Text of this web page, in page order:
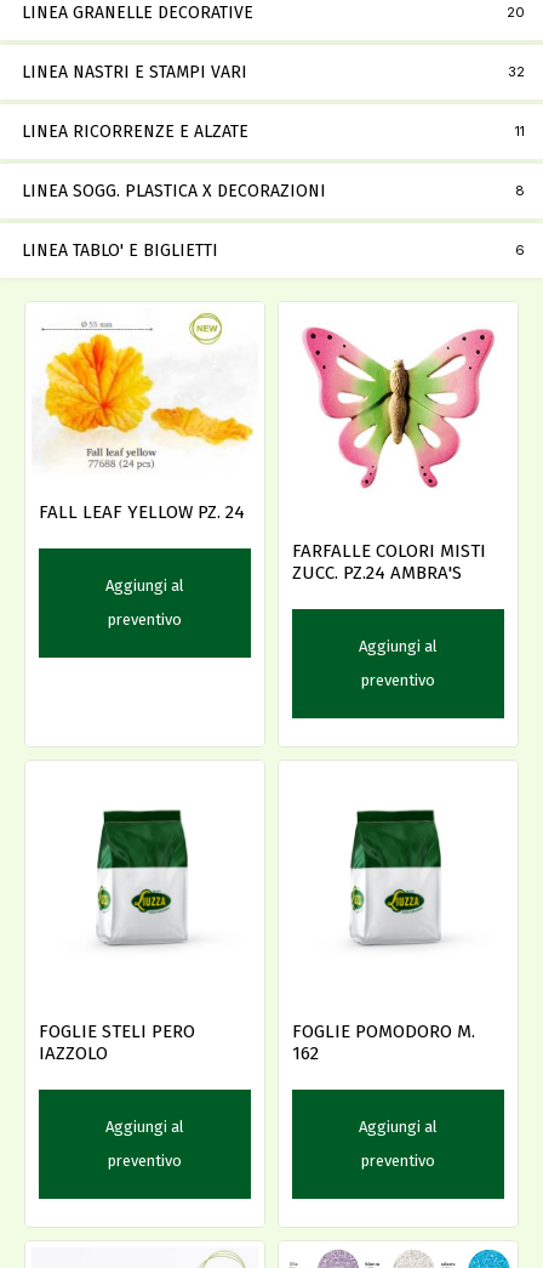
LINEA GRANELLE DECORATIVE 20
LINEA NASTRI E STAMPI VARI 32
LINEA RICORRENZE E ALZATE 11
LINEA SOGG. PLASTICA X DECORAZIONI 8
LINEA TABLO' E BIGLIETTI 6
FALL LEAF YELLOW PZ. 24
Aggiungi al
preventivo
FARFALLE COLORI MISTI
ZUCC. PZ.24 AMBRA'S
Aggiungi al
preventivo
FOGLIE STELI PERO
IAZZOLO
Aggiungi al
preventivo
FOGLIE POMODORO M.
162
Aggiungi al
preventivo